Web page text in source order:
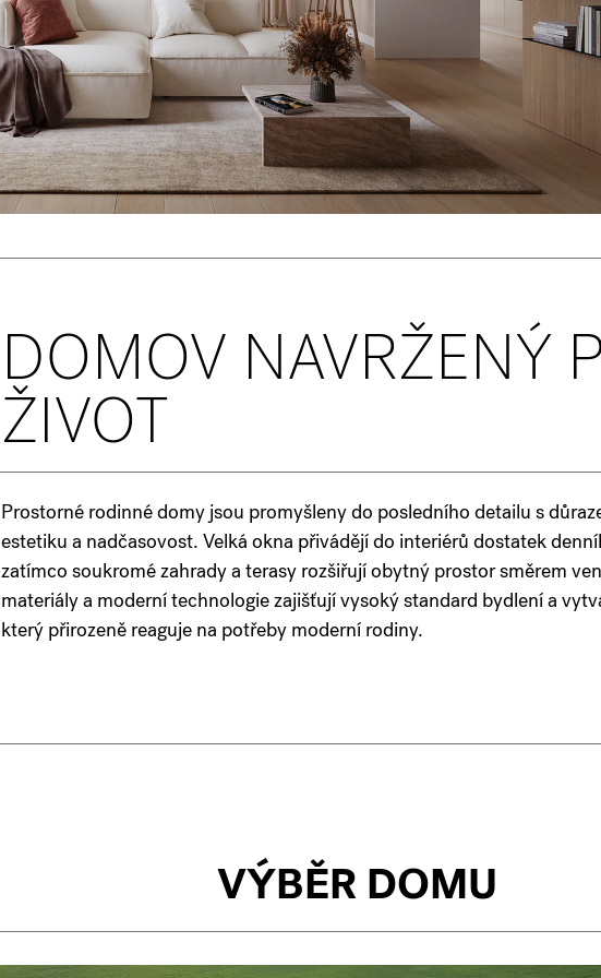
VILLA RESORT KBELY
DOMOV NAVRŽENÝ
ŽIVOT
Prostorné rodinné domy jsou promyšleny do posledního detailu s
estetiku a nadčasovost. Velká okna přivádějí do interiérů dostatek
zatímco soukromé zahrady a terasy rozšiřují obytný prostor směrem
materiály a moderní technologie zajišťují vysoký standard bydlení a
který přirozeně reaguje na potřeby moderní rodiny.
VÝBĚR DOMU